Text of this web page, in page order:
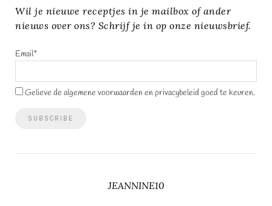
Wil je nieuwe receptjes in je mailbox of ander
nieuws over ons? Schrijf je in op onze nieuwsbrief.
Email*
Gelieve de algemene voorwaarden en privacybeleid goed te keuren.
JEANNINE10